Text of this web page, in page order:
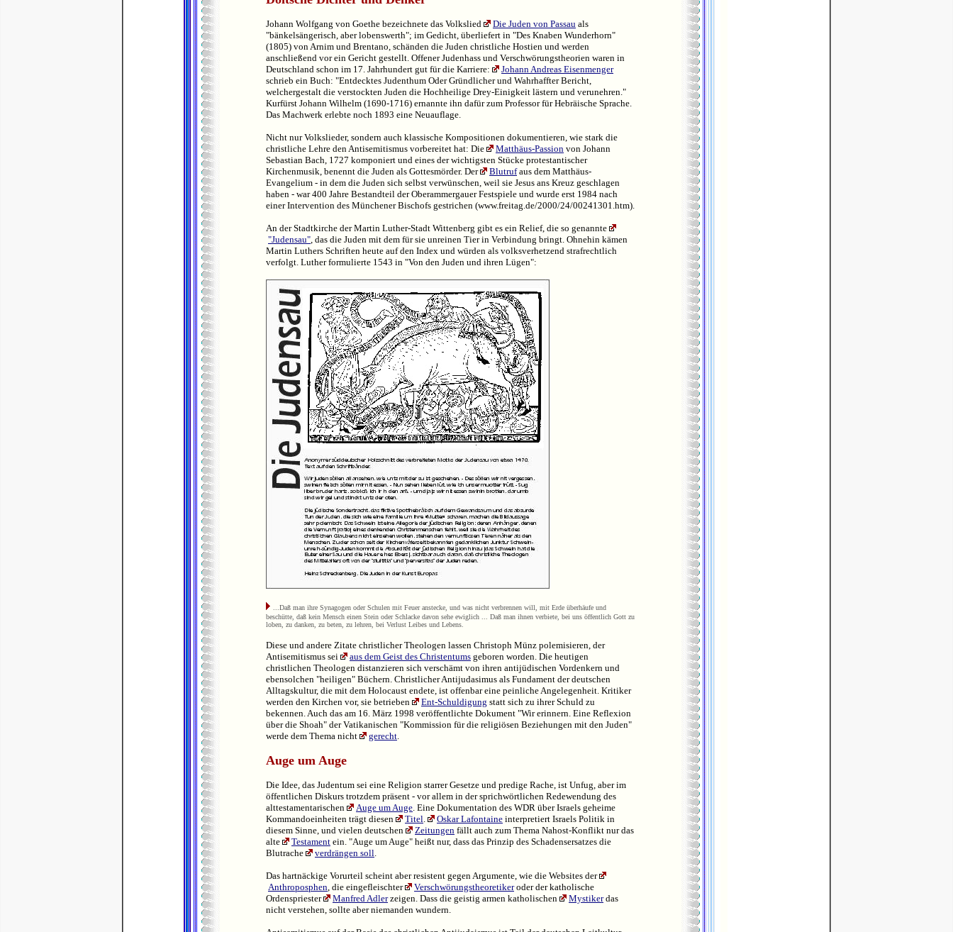
Johann Wolfgang von Goethe bezeichnete das Volkslied Die Juden von Passau als
"bänkelsängerisch, aber lobenswerth"; im Gedicht, überliefert in "Des Knaben Wunderhorn"
(1805) von Arnim und Brentano, schänden die Juden christliche Hostien und werden
anschließend vor ein Gericht gestellt. Offener Judenhass und Verschwörungstheorien waren in
Deutschland schon im 17. Jahrhundert gut für die Karriere:
Johann Andreas Eisenmenger
schrieb ein Buch: "Entdecktes Judenthum Oder Gründlicher und Wahrhaffter Bericht,
welchergestalt die verstockten Juden die Hochheilige Drey-Einigkeit lästern und verunehren."
Kurfürst Johann Wilhelm (1690-1716) ernannte ihn dafür zum Professor für Hebräische Sprache.
Das Machwerk erlebte noch 1893 eine Neuauflage.
Nicht nur Volkslieder, sondern auch klassische Kompositionen dokumentieren, wie stark die
christliche Lehre den Antisemitismus vorbereitet hat: Die
Matthäus-Passion von Johann
Sebastian Bach, 1727 komponiert und eines der wichtigsten Stücke protestantischer
Kirchenmusik, benennt die Juden als Gottesmörder. Der
Blutrufaus dem Matthäus-
Evangelium - in dem die Juden sich selbst verwünschen, weil sie Jesus ans Kreuz geschlagen
haben - war 400 Jahre Bestandteil der Oberammergauer Festspiele und wurde erst 1984 nach
einer Intervention des Münchener Bischofs gestrichen (www.freitag.de/2000/24/00241301.htm).
An der Stadtkirche der Martin Luther-Stadt Wittenberg gibt es ein Relief, die so genannte
"Judensau" , das die Juden mit dem für sie unreinen Tier in Verbindung bringt. Ohnehin kämen
Martin Luthers Schriften heute auf den Index und würden als volksverhetzend strafrechtlich
verfolgt. Luther formulierte 1543 in "Von den Juden und ihren Lügen":
...Daß man ihre Synagogen oder Schulen mit Feuer anstecke, und was nicht verbrennen will, mit Erde überhäufe und
beschütte, daß kein Mensch einen Stein oder Schlacke davon sehe ewiglich ... Daß man ihnen verbiete, bei uns öffentlich Gott zu
loben, zu danken, zu beten, zu lehren, bei Verlust Leibes und Lebens.
Diese und andere Zitate christlicher Theologen lassen Christoph Münz polemisieren, der
Antisemitismus sei
aus dem Geist des Christentums geboren worden. Die heutigen
christlichen Theologen distanzieren sich verschämt von ihren antijüdischen Vordenkern und
ebensolchen "heiligen" Büchern. Christlicher Antijudasimus als Fundament der deutschen
Alltagskultur, die mit dem Holocaust endete, ist offenbar eine peinliche Angelegenheit. Kritiker
werden den Kirchen vor, sie betrieben
Ent-Schuldigung statt sich zu ihrer Schuld zu
bekennen. Auch das am 16. März 1998 veröffentlichte Dokument "Wir erinnern. Eine Reflexion
über die Shoah" der Vatikanischen "Kommission für die religiösen Beziehungen mit den Juden"
werde dem Thema nicht
gerecht
Auge um Auge
Die Idee, das Judentum sei eine Religion starrer Gesetze und predige Rache, ist Unfug, aber im
öffentlichen Diskurs trotzdem präsent - vor allem in der sprichwörtlichen Redewendung des
alttestamentarischen
Auge um Auge . Eine Dokumentation des WDR über Israels geheime
Kommandoeinheiten trägt diesen
Titel Oskar Lafontaine interpretiert Israels Politik in
diesem Sinne, und vielen deutschen
Zeitungen fällt auch zum Thema Nahost-Konflikt nur das
alte
Testament ein. "Auge um Auge" heißt nur, dass das Prinzip des Schadensersatzes die
Blutrache
verdrängen soll
Das hartnäckige Vorurteil scheint aber resistent gegen Argumente, wie die Websites der
Anthroposphen , die eingefleischter Verschwörungstheoretikeroder der katholische
Ordenspriester
Manfred Adlerzeigen. Dass die geistig armen katholischen Mystikerdas
nicht verstehen, sollte aber niemanden wundern.